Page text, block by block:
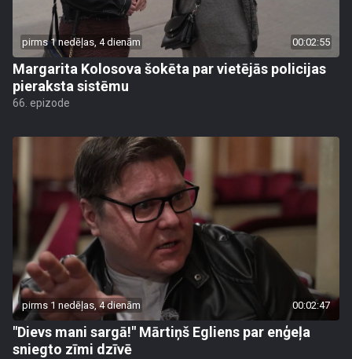
pirms 1 nedēļas, 4 dienām 00:02:55
Margarita Kolosova šokēta par vietējās policijas
pieraksta sistēmu
66. epizode
pirms 1 nedēļas, 4 dienām 00:02:47
"Dievs mani sargā!" Mārtiņš Egliens par enģeļa
sniegto zīmi dzīvē